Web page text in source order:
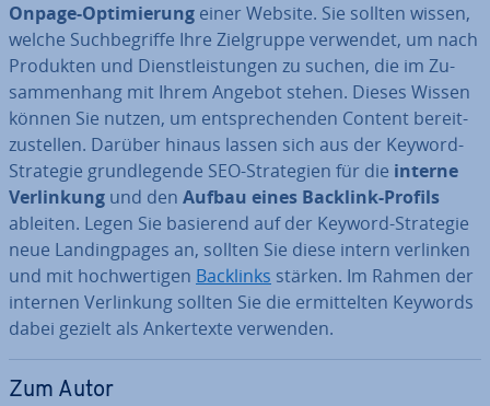
Onpage-Op­ti­mie­rung einer Website. Sie sollten wissen,
welche Such­be­grif­fe Ihre Ziel­grup­pe verwendet, um nach
Produkten und Dienst­leis­tun­gen zu suchen, die im Zu­
sam­men­hang mit Ihrem Angebot stehen. Dieses Wissen
können Sie nutzen, um ent­spre­chen­den Content be­reit­
zu­stel­len. Darüber hinaus lassen sich aus der Keyword-
Strategie grund­le­gen­de SEO-Stra­te­gien für die interne
Ver­lin­kung und den Aufbau eines Backlink-Profils
ableiten. Legen Sie basierend auf der Keyword-Strategie
neue Landing­pa­ges an, sollten Sie diese intern verlinken
und mit hoch­wer­ti­gen Backlinks stärken. Im Rahmen der
internen Ver­lin­kung sollten Sie die er­mit­tel­ten Keywords
dabei gezielt als An­ker­tex­te verwenden.
Zum Autor